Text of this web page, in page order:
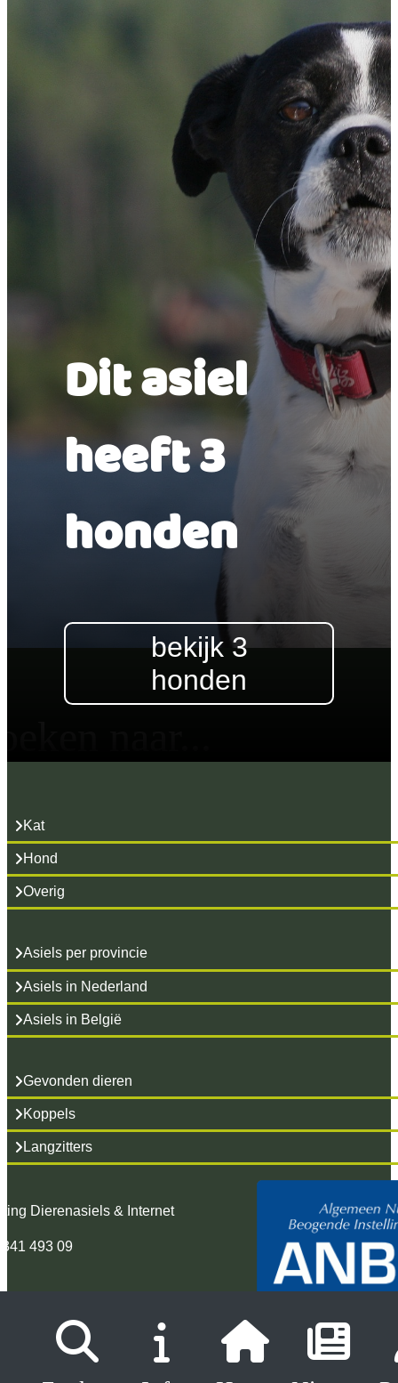
Dit asiel
heeft 3
honden
bekijk 3
honden
Kat
Hond
Overig
Asiels per provincie
Asiels in Nederland
Asiels in België
Gevonden dieren
Koppels
Langzitters
Dierenasiels & Internet
493 09